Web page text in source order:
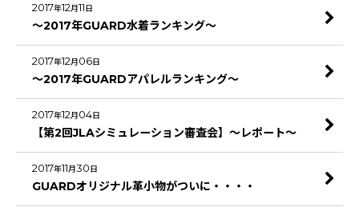
2017年12月11 日
～2017年GUARD水着ランキング～
2017年12月 06日
～2017年GUARDアパレルランキング～
2017年12月 04日
【第2回JLAシミュレーション審査会】～レポート～
2017年11月30 日
GUARDオリジナル革小物がついに・・・・